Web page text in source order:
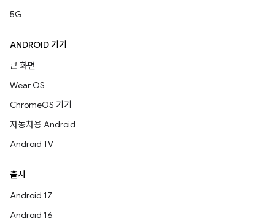
5G
ANDROID 기기
큰 화면
Wear OS
ChromeOS 기기
자동차용 Android
Android TV
출시
Android 17
Android 16